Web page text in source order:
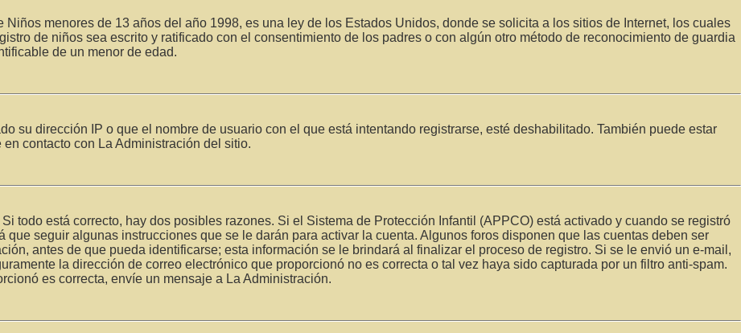
menores de 13 años del año 1998, es una ley de los Estados Unidos, donde se solicita a los sitios de Internet, los cuales
de niños sea escrito y ratificado con el consentimiento de los padres o con algún otro método de reconocimiento de guardia
de un menor de edad.
su dirección IP o que el nombre de usuario con el que está intentando registrarse, esté deshabilitado. También puede estar
contacto con La Administración del sitio.
todo está correcto, hay dos posibles razones. Si el Sistema de Protección Infantil (APPCO) está activado y cuando se registró
que seguir algunas instrucciones que se le darán para activar la cuenta. Algunos foros disponen que las cuentas deben ser
antes de que pueda identificarse; esta información se le brindará al finalizar el proceso de registro. Si se le envió un e-mail,
la dirección de correo electrónico que proporcionó no es correcta o tal vez haya sido capturada por un filtro anti-spam.
es correcta, envíe un mensaje a La Administración.